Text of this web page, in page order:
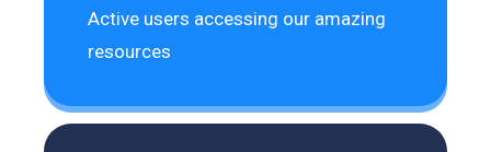
Active users accessing our amazing
resources